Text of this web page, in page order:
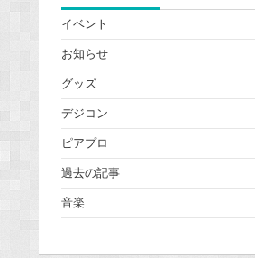
イベント
お知らせ
グッズ
デジコン
ピアプロ
過去の記事
音楽